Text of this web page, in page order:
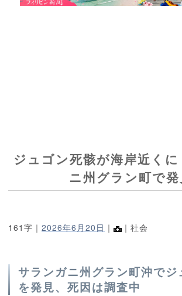
ジュゴン死骸が海岸近く
ニ州グラン町で発
161字｜ 2026年6月20日 ｜ ｜社会
サランガニ州グラン町沖でジ
を発見、死因は調査中